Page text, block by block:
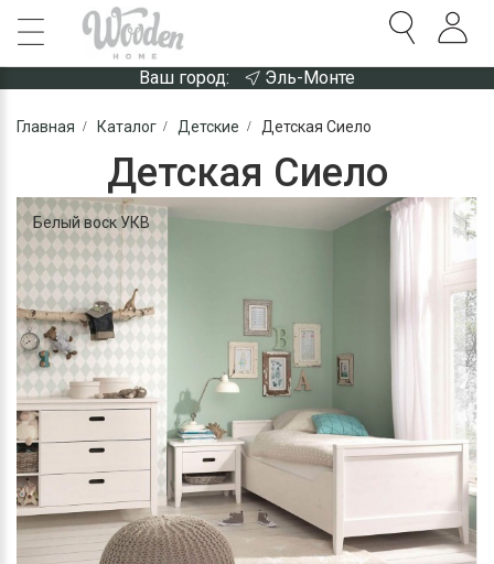
Ваш город: Эль-Монте
Главная Каталог Детские Детская Сиело
Детская Сиело
Белый воск УКВ